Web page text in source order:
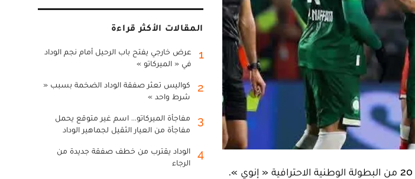
المقالات الأكثر قراءة
1
عرض خارجي يفتح باب الرحيل أمام نجم الوداد
في « الميركاتو »
2
كواليس تعثر صفقة الوداد الضخمة بسبب «
شرط واحد »
3
مفاجأة الميركاتو... اسم غير متوقع يحمل
مفاجأة من العيار الثقيل لجماهير الوداد
4
الوداد يقترب من خطف صفقة جديدة من
الرجاء